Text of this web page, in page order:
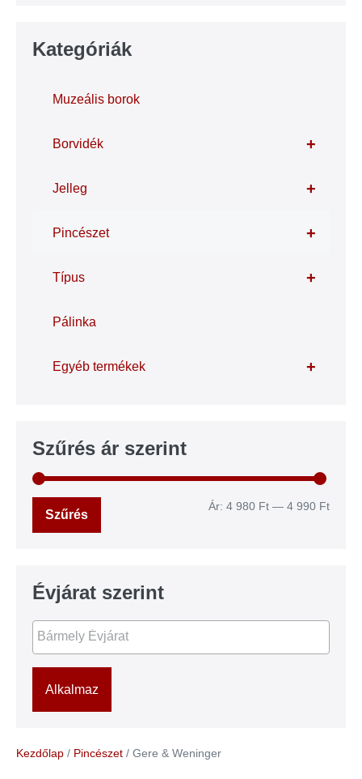
Kategóriák
Muzeális borok
+
Borvidék
+
Jelleg
+
Pincészet
+
Típus
Pálinka
+
Egyéb termékek
Szűrés ár szerint
Szűrés
Ár: 4 980 Ft — 4 990 Ft
Évjárat szerint
Alkalmaz
Kezdőlap / Pincészet / Gere & Weninger